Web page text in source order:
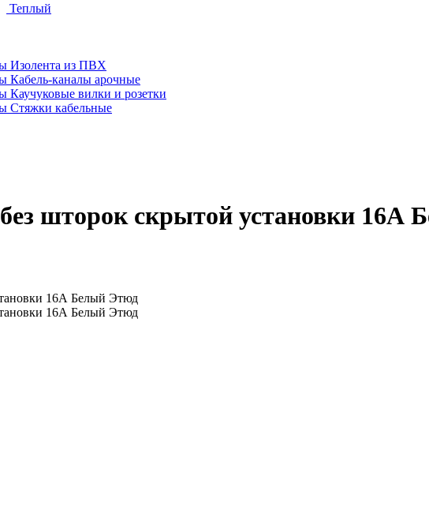
Теплый
Изолента из ПВХ
Кабель-каналы арочные
Каучуковые вилки и розетки
Стяжки кабельные
без шторок скрытой установки